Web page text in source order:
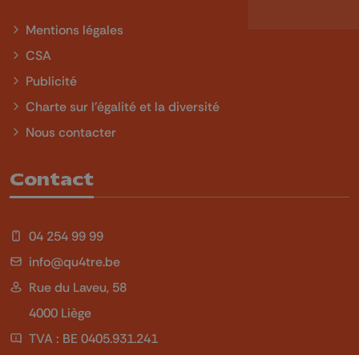
Mentions légales
CSA
Publicité
Charte sur l'égalité et la diversité
Nous contacter
Contact
04 254 99 99
info@qu4tre.be
Rue du Laveu, 58
4000 Liège
TVA : BE 0405.931.241